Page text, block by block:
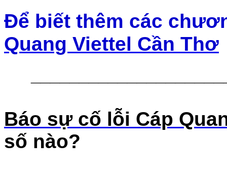
Để biết thêm các
Quang Viettel Cần Thơ
Báo sự cố lỗi Cáp
số nào?